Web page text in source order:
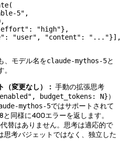
5" ,
,
: "high"},
: "user" , "content" : "..."}],
、モデル名をclaude-mythos-5と
（変更なし）： 手動の拡張思考
budget_tokens: N}）
mythos-5ではサポートされて
同様に400エラーを返します。
替はありません。思考は適応的で
思考バジェットではなく、独立した